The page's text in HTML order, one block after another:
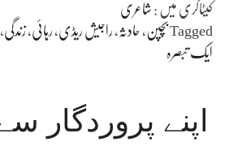
کیٹاگری میں : شاعری
Taggedبچپن ، حادثہ، راجیش ریڈی، رہائی،زندگی،
ایک تبصرہ
اپنے پروردگار